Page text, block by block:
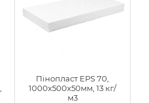
Пінопласт EPS 70,
1000х500х50мм, 13 кг/
м3